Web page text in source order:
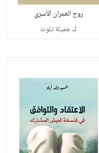
روح العمران الأسري
لـجميلة تلوت